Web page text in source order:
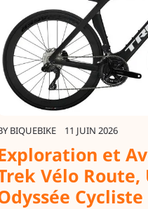
BIQUEBIKE 11 JUIN 2026
et
Vélo Route,
Cycliste